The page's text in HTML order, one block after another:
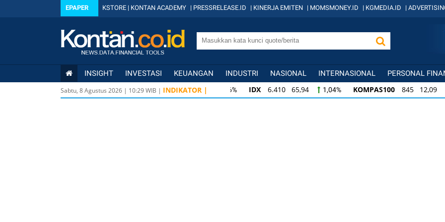
EPAPER KSTORE | KONTAN ACADEMY | PRESSRELEASE.ID | KINERJA EMITEN | MOMSMONEY.ID | KGMEDIA.ID |
INSIGHT INVESTASI KEUANGAN INDUSTRI NASIONAL INTERNASIONAL PERSONAL
Sabtu, 8 Agustus 2026 | 10:30WIB | INDIKATOR | IDX 6.410 65,94 1,04% KOMPAS100 845 12,09
KOMPAS100
845 12,09 1,45% LQ45 640 9,44